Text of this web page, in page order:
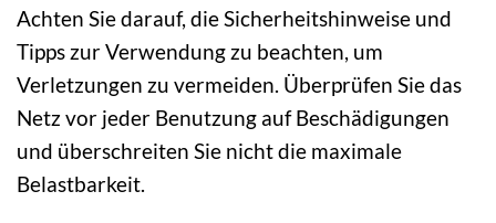
Achten Sie darauf, die Sicherheitshinweise und
Tipps zur Verwendung zu beachten, um
Verletzungen zu vermeiden. Überprüfen Sie das
Netz vor jeder Benutzung auf Beschädigungen
und überschreiten Sie nicht die maximale
Belastbarkeit.